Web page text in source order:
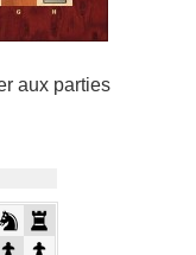
aux parties